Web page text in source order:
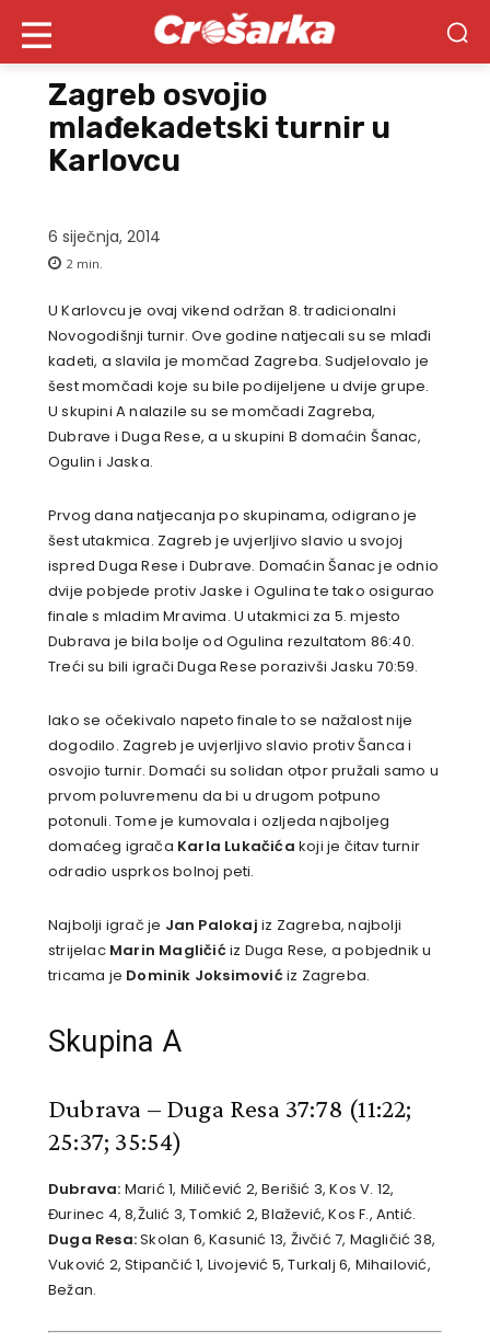
Zagreb osvojio
mlađekadetski turnir u
Karlovcu
6 siječnja, 2014
2 min.
U Karlovcu je ovaj vikend održan 8. tradicionalni
Novogodišnji turnir. Ove godine natjecali su se mlađi
kadeti, a slavila je momčad Zagreba. Sudjelovalo je
šest momčadi koje su bile podijeljene u dvije grupe.
U skupini A nalazile su se momčadi Zagreba,
Dubrave i Duga Rese, a u skupini B domaćin Šanac,
Ogulin i Jaska.
Prvog dana natjecanja po skupinama, odigrano je
šest utakmica. Zagreb je uvjerljivo slavio u svojoj
ispred Duga Rese i Dubrave. Domaćin Šanac je odnio
dvije pobjede protiv Jaske i Ogulina te tako osigurao
finale s mladim Mravima. U utakmici za 5. mjesto
Dubrava je bila bolje od Ogulina rezultatom 86:40.
Treći su bili igrači Duga Rese porazivši Jasku 70:59.
Iako se očekivalo napeto finale to se nažalost nije
dogodilo. Zagreb je uvjerljivo slavio protiv Šanca i
osvojio turnir. Domaći su solidan otpor pružali samo u
prvom poluvremenu da bi u drugom potpuno
potonuli. Tome je kumovala i ozljeda najboljeg
domaćeg igrača Karla Lukačića koji je čitav turnir
odradio usprkos bolnoj peti.
Najbolji igrač je Jan Palokaj iz Zagreba, najbolji
strijelac Marin Magličićiz Duga Rese, a pobjednik u
tricama je Dominik Joksimovićiz Zagreba.
Skupina A
Dubrava – Duga Resa 37:78 (11:22;
25:37; 35:54)
Dubrava: Marić 1, Miličević 2, Berišić 3, Kos V. 12,
Đurinec 4, 8,Žulić 3, Tomkić 2, Blažević, Kos F., Antić.
Duga Resa:Skolan 6, Kasunić 13, Živčić 7, Magličić 38,
Vuković 2, Stipančić 1, Livojević 5, Turkalj 6, Mihailović,
Bežan.